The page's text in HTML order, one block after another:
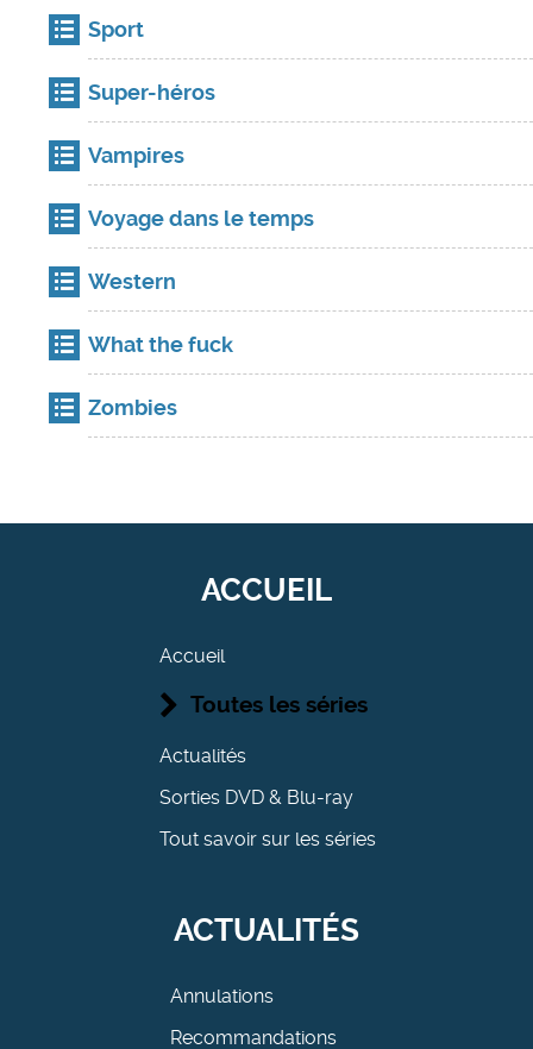
Sport
Super-héros
Vampires
Voyage dans le temps
Western
What the fuck
Zombies
ACCUEIL
Accueil
Toutes les séries
Actualités
Sorties DVD & Blu-ray
Tout savoir sur les séries
ACTUALITÉS
Annulations
Recommandations